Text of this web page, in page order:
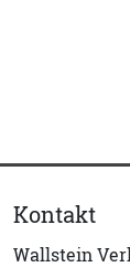
Kontakt
Wallstein